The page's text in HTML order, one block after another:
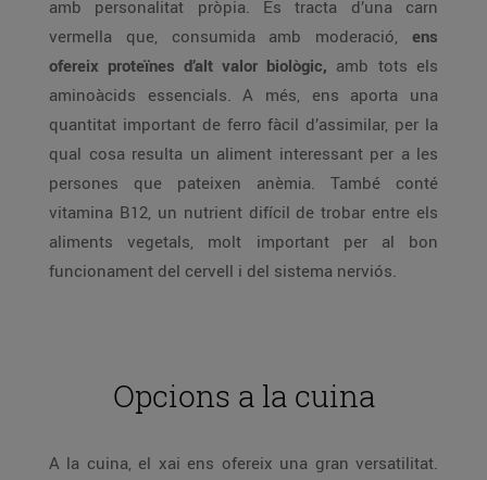
amb personalitat pròpia. Es tracta d’una carn
vermella que, consumida amb moderació, ens
ofereix proteïnes d’alt valor biològic, amb tots els
aminoàcids essencials. A més, ens aporta una
quantitat important de ferro fàcil d’assimilar, per la
qual cosa resulta un aliment interessant per a les
persones que pateixen anèmia. També conté
vitamina B12, un nutrient difícil de trobar entre els
aliments vegetals, molt important per al bon
funcionament del cervell i del sistema nerviós.
Opcions a la cuina
A la cuina, el xai ens ofereix una gran versatilitat.